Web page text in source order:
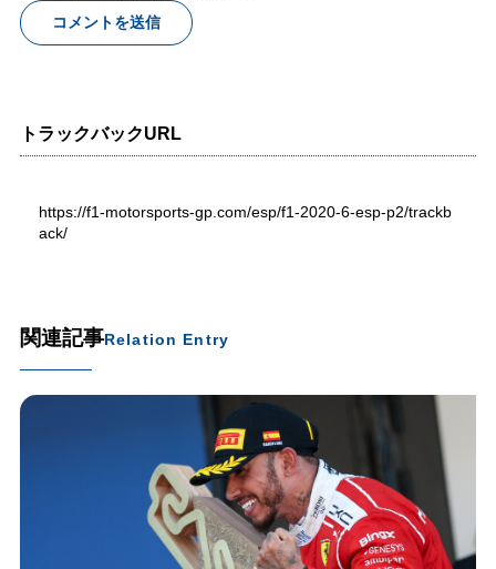
トラックバックURL
https://f1-motorsports-gp.com/esp/f1-2020-6-esp-p2/trackb
ack/
関連記事Relation Entry